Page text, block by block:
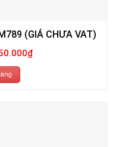
(GIÁ CHƯA VAT)
₫Giá
hiện